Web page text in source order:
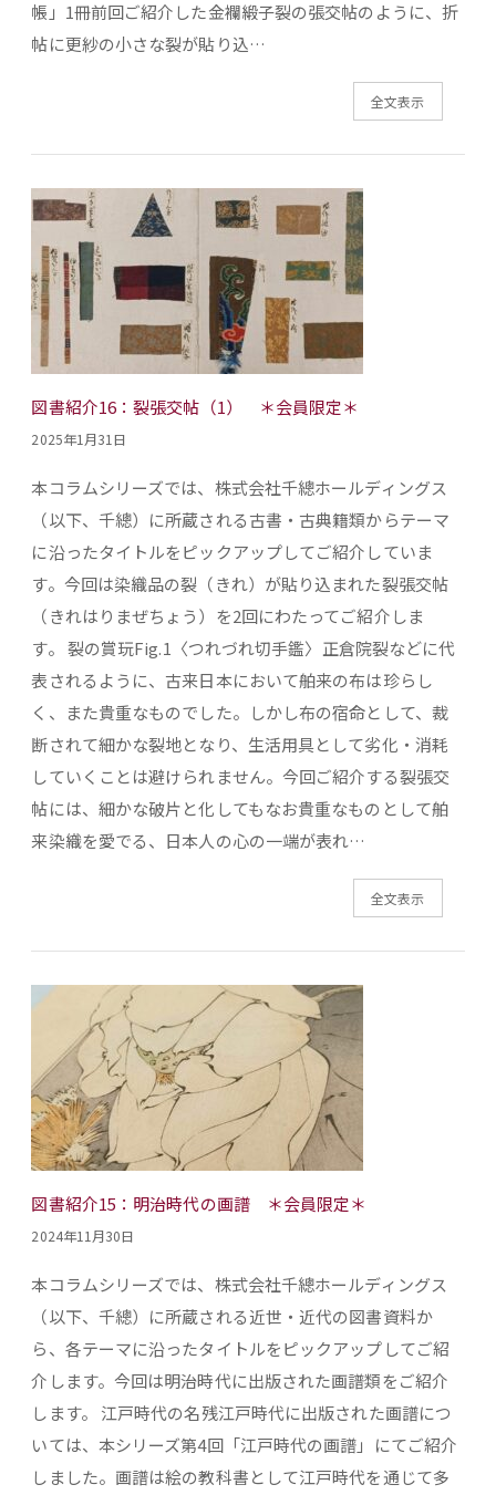
帳」1冊前回ご紹介した金襴緞子裂の張交帖のように、折
帖に更紗の小さな裂が貼り込…
全文表示
図書紹介16：裂張交帖（1） ＊会員限定＊
2025年1月31日
本コラムシリーズでは、株式会社千總ホールディングス
（以下、千總）に所蔵される古書・古典籍類からテーマ
に沿ったタイトルをピックアップしてご紹介していま
す。今回は染織品の裂（きれ）が貼り込まれた裂張交帖
（きれはりまぜちょう）を2回にわたってご紹介しま
す。 裂の賞玩Fig.1〈つれづれ切手鑑〉正倉院裂などに代
表されるように、古来日本において舶来の布は珍らし
く、また貴重なものでした。しかし布の宿命として、裁
断されて細かな裂地となり、生活用具として劣化・消耗
していくことは避けられません。今回ご紹介する裂張交
帖には、細かな破片と化してもなお貴重なものとして舶
来染織を愛でる、日本人の心の一端が表れ…
全文表示
図書紹介15：明治時代の画譜 ＊会員限定＊
2024年11月30日
本コラムシリーズでは、株式会社千總ホールディングス
（以下、千總）に所蔵される近世・近代の図書資料か
ら、各テーマに沿ったタイトルをピックアップしてご紹
介します。今回は明治時代に出版された画譜類をご紹介
します。 江戸時代の名残江戸時代に出版された画譜につ
いては、本シリーズ第4回「江戸時代の画譜」にてご紹介
しました。画譜は絵の教科書として江戸時代を通じて多